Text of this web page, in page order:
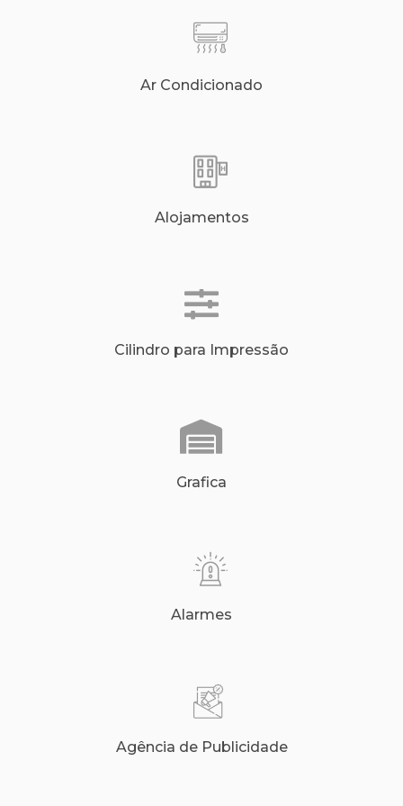
Ar Condicionado
Alojamentos
Cilindro para Impressão
Grafica
Alarmes
Agência de Publicidade